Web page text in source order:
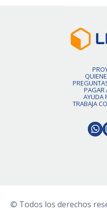
PAGAR
AYUDA
TRABAJA
© Todos los derechos